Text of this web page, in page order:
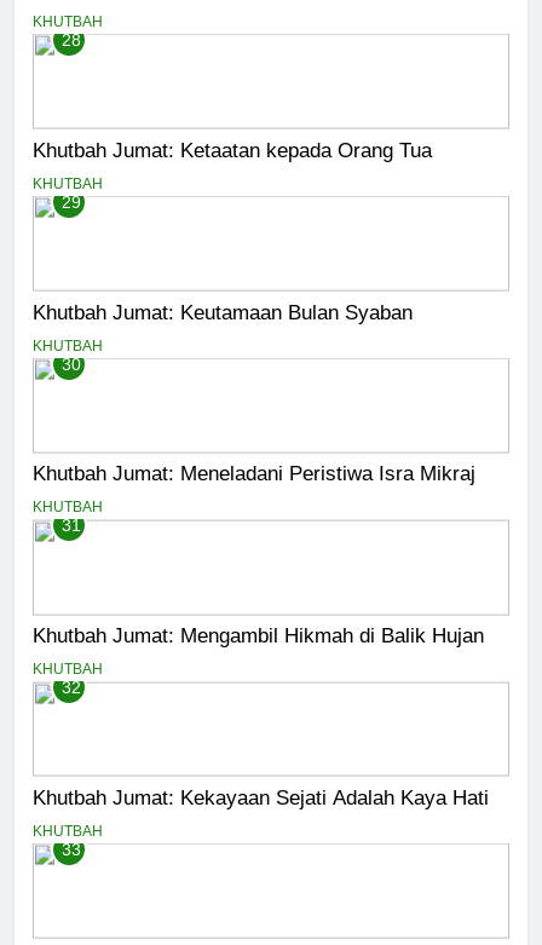
KHUTBAH
28
Khutbah Jumat: Ketaatan kepada Orang Tua
KHUTBAH
29
Khutbah Jumat: Keutamaan Bulan Syaban
KHUTBAH
30
Khutbah Jumat: Meneladani Peristiwa Isra Mikraj
KHUTBAH
31
Khutbah Jumat: Mengambil Hikmah di Balik Hujan
KHUTBAH
32
Khutbah Jumat: Kekayaan Sejati Adalah Kaya Hati
KHUTBAH
33